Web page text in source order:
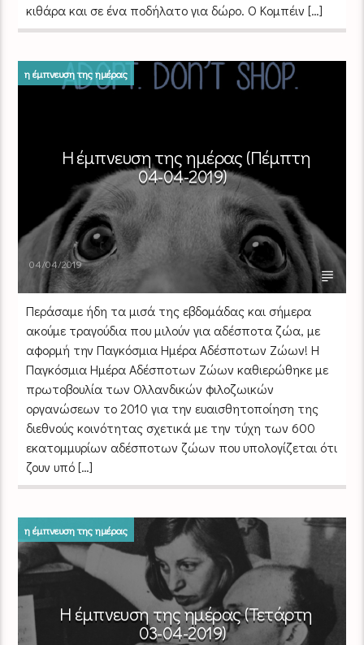
κιθάρα και σε ένα ποδήλατο για δώρο. Ο Κομπέιν […]
η έμπνευση της ημέρας
Η έμπνευση της ημέρας (Πέμπτη
04-04-2019)
04/04/2019
Περάσαμε ήδη τα μισά της εβδομάδας και σήμερα
ακούμε τραγούδια που μιλούν για αδέσποτα ζώα, με
αφορμή την Παγκόσμια Ημέρα Αδέσποτων Ζώων! Η
Παγκόσμια Ημέρα Αδέσποτων Ζώων καθιερώθηκε με
πρωτοβουλία των Ολλανδικών φιλοζωικών
οργανώσεων το 2010 για την ευαισθητοποίηση της
διεθνούς κοινότητας σχετικά με την τύχη των 600
εκατομμυρίων αδέσποτων ζώων που υπολογίζεται ότι
ζουν υπό […]
η έμπνευση της ημέρας
Η έμπνευση της ημέρας (Τετάρτη
03-04-2019)